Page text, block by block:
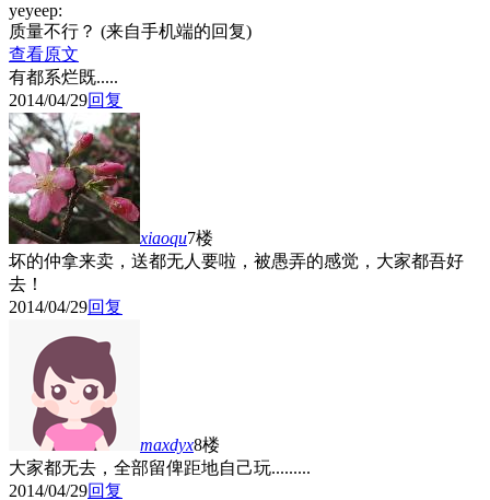
yeyeep:
质量不行？ (来自手机端的回复)
查看原文
有都系烂既.....
2014/04/29回复
xiaoqu7楼
坏的仲拿来卖，送都无人要啦，被愚弄的感觉，大家都吾好
去！
2014/04/29回复
maxdyx8楼
大家都无去，全部留俾距地自己玩.........
2014/04/29回复